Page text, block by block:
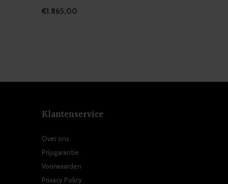
€1.865,00
Klantenservice
Over ons
Prijsgarantie
Voorwaarden
Privacy Policy